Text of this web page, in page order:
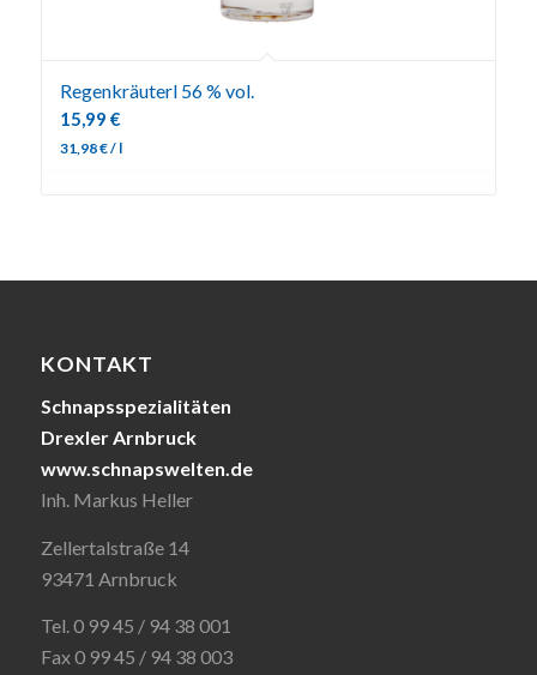
Regenkräuterl 56 % vol.
15,99 €
31,98€/ l
KONTAKT
Schnapsspezialitäten
Drexler Arnbruck
www.schnapswelten.de
Inh. Markus Heller
Zellertalstraße 14
93471 Arnbruck
Tel. 0 99 45 / 94 38 001
Fax 0 99 45 / 94 38 003